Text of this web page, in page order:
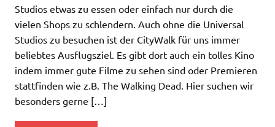
Studios etwas zu essen oder einfach nur durch die
vielen Shops zu schlendern. Auch ohne die Universal
Studios zu besuchen ist der CityWalk für uns immer
beliebtes Ausflugsziel. Es gibt dort auch ein tolles Kino
indem immer gute Filme zu sehen sind oder Premieren
stattfinden wie z.B. The Walking Dead. Hier suchen wir
besonders gerne […]